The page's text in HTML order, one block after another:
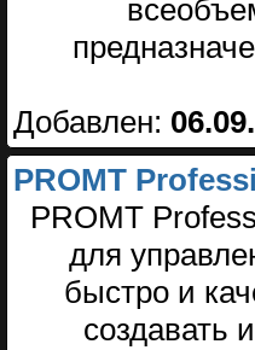
Добавлен:
PROMT
PROMT
для
быстро и
создавать